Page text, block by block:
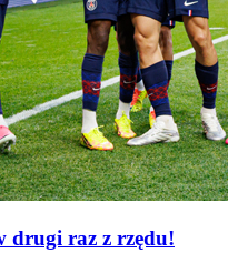
drugi raz z rzędu!